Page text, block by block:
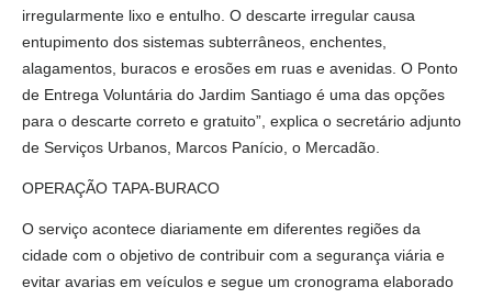
irregularmente lixo e entulho. O descarte irregular causa
entupimento dos sistemas subterrâneos, enchentes,
alagamentos, buracos e erosões em ruas e avenidas. O Ponto
de Entrega Voluntária do Jardim Santiago é uma das opções
para o descarte correto e gratuito”, explica o secretário adjunto
de Serviços Urbanos, Marcos Panício, o Mercadão.
OPERAÇÃO TAPA-BURACO
O serviço acontece diariamente em diferentes regiões da
cidade com o objetivo de contribuir com a segurança viária e
evitar avarias em veículos e segue um cronograma elaborado